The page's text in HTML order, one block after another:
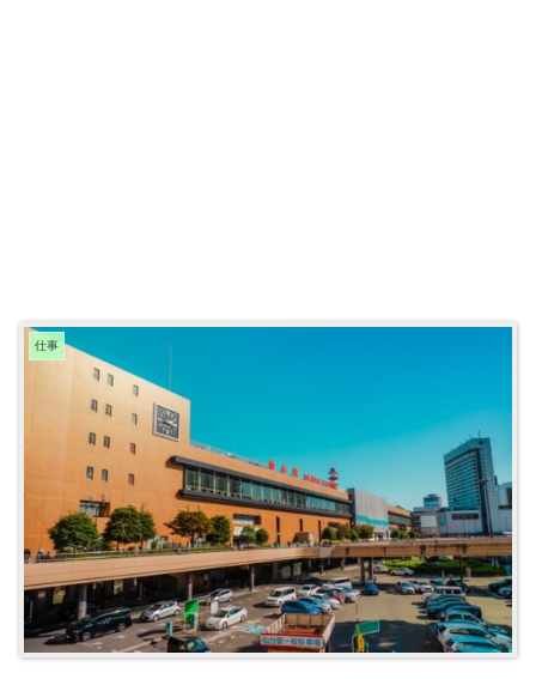
仕事